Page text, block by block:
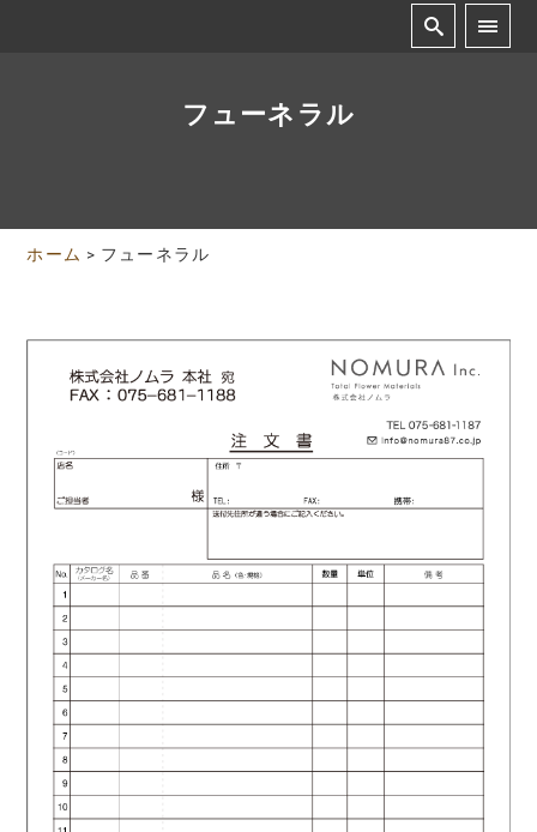
フューネラル
ホーム > フューネラル